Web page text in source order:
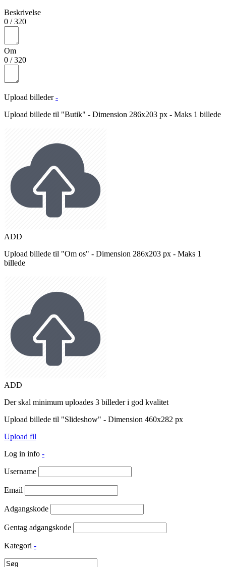
Beskrivelse
0 /320
Om
0 /320
Upload billeder -
Upload billede til "Butik" - Dimension 286x203 px - Maks 1 billede
ADD
Upload billede til "Om os" - Dimension 286x203 px - Maks 1
billede
ADD
Der skal minimum uploades 3 billeder i god kvalitet
Upload billede til "Slideshow" - Dimension 460x282 px
Upload fil
Log in info -
Username
Email
Adgangskode
Gentag adgangskode
Kategori -